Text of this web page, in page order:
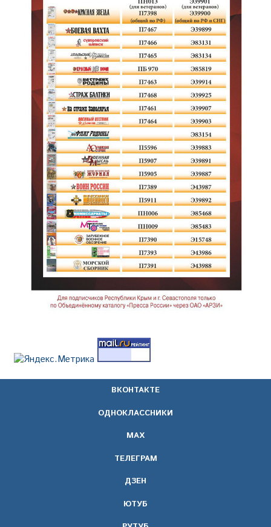
ВКОНТАКТЕ
ОДНОКЛАССНИКИ
МАХ
ТЕЛЕГРАМ
ДЗЕН
ЮТУБ